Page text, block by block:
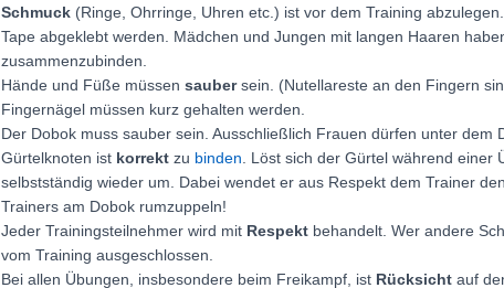
Schmuck (Ringe, Ohrringe, Uhren etc.) ist vor dem Training
Tape abgeklebt werden. Mädchen und Jungen mit langen Haaren
zusammenzubinden.
Hände und Füße müssen saubersein. (Nutellareste an den Fingern
Fingernägel müssen kurz gehalten werden.
Der Dobok muss sauber sein. Ausschließlich Frauen dürfen unter dem
Gürtelknoten ist korrekt zu binden . Löst sich der Gürtel während
selbstständig wieder um. Dabei wendet er aus Respekt dem Trainer
Trainers am Dobok rumzuppeln!
Jeder Trainingsteilnehmer wird mit Respekt behandelt. Wer andere
vom Training ausgeschlossen.
Bei allen Übungen, insbesondere beim Freikampf, ist Rücksicht auf